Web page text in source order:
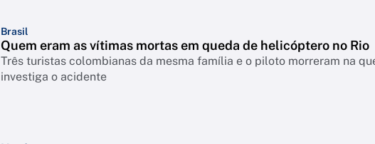
Brasil
Quem eram as vítimas mortas em queda de helicóptero no Rio
Três turistas colombianas da mesma família e o piloto morreram na
investiga o acidente